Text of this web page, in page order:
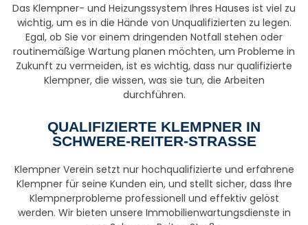
Das Klempner- und Heizungssystem Ihres Hauses ist viel zu
wichtig, um es in die Hände von Unqualifizierten zu legen.
Egal, ob Sie vor einem dringenden Notfall stehen oder
routinemäßige Wartung planen möchten, um Probleme in
Zukunft zu vermeiden, ist es wichtig, dass nur qualifizierte
Klempner, die wissen, was sie tun, die Arbeiten
durchführen.
QUALIFIZIERTE KLEMPNER IN
SCHWERE-REITER-STRASSE
Klempner Verein setzt nur hochqualifizierte und erfahrene
Klempner für seine Kunden ein, und stellt sicher, dass Ihre
Klempnerprobleme professionell und effektiv gelöst
werden. Wir bieten unsere Immobilienwartungsdienste in